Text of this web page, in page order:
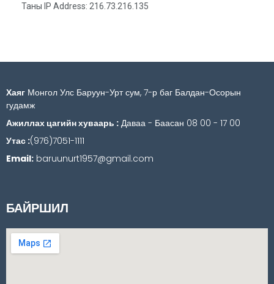
Таны IP Address: 216.73.216.135
Хаяг Монгол Улс Баруун-Урт сум, 7-р баг Балдан-Осорын
гудамж
Ажиллах цагийн хуваарь : Даваа - Баасан 08 00 - 17 00
Утас :(976)7051-1111
Email: baruunurt1957@gmail.com
БАЙРШИЛ